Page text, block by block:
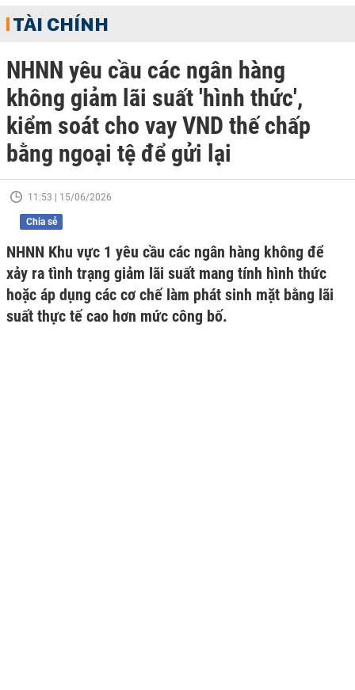
TÀI CHÍNH
NHNN yêu cầu các ngân hàng
không giảm lãi suất 'hình thức',
kiểm soát cho vay VND thế chấp
bằng ngoại tệ để gửi lại
11:53 | 15/06/2026
Chia sẻ
NHNN Khu vực 1 yêu cầu các ngân hàng không để
xảy ra tình trạng giảm lãi suất mang tính hình thức
hoặc áp dụng các cơ chế làm phát sinh mặt bằng lãi
suất thực tế cao hơn mức công bố.